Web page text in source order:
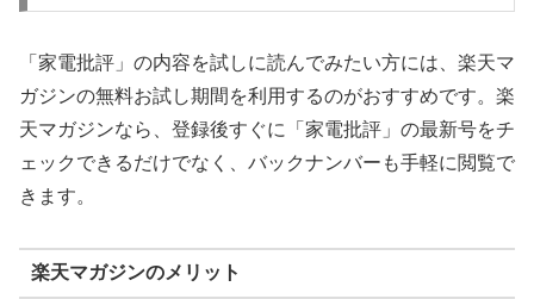
「家電批評」の内容を試しに読んでみたい方には、楽天マ
ガジンの無料お試し期間を利用するのがおすすめです。楽
天マガジンなら、登録後すぐに「家電批評」の最新号をチ
ェックできるだけでなく、バックナンバーも手軽に閲覧で
きます。
楽天マガジンのメリット